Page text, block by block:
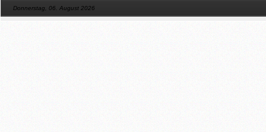
Donnerstag, 06. August 2026